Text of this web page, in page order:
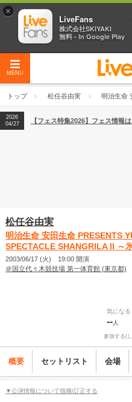
MENU
トップ 松任谷由実 明治生命
2026
04/27
2026
【ライブ動員ランキング】2026
2026
04/27
【フェス特集2026】フェス情報
松任谷由実
明治生命 安田生命 PRESENTS
SPECTACLE SHANGRILA II ～
2003/06/17 (火) 19:00 開演
＠国立代々木競技場 第一体育館 (東京都)
気になる
--人
参加する(
概要 セットリスト 会場
▼公演情報について指摘/訂正する
×
LiveFans
株式会社SKIYAKI
無料 - In Google Play